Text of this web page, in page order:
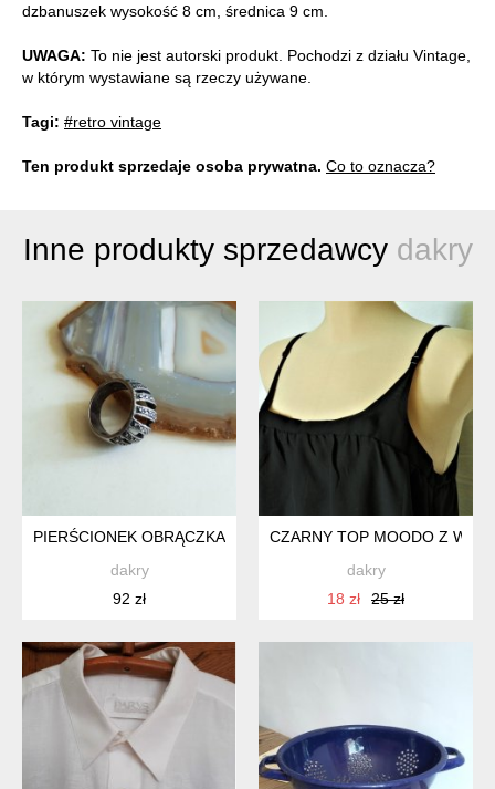
dzbanuszek wysokość 8 cm, średnica 9 cm.
UWAGA: To nie jest autorski produkt. Pochodzi z działu Vintage,
w którym wystawiane są rzeczy używane.
Tagi: #retro vintage
Ten produkt sprzedaje osoba prywatna. Co to oznacza?
Inne produkty sprzedawcy dakry
PIERŚCIONEK OBRĄCZKA SREBRO
dakry
92 zł
CZARNY TOP MOODO Z
dakry
18 zł
25 zł